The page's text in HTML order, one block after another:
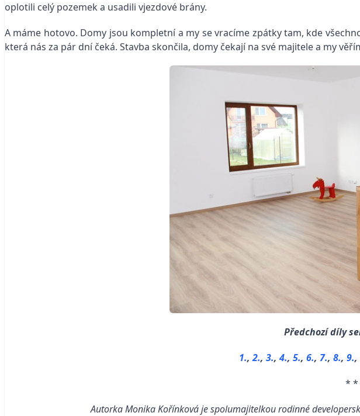
oplotili celý pozemek a usadili vjezdové brány.
A máme hotovo. Domy jsou kompletní a my se vracíme zpátky tam, kde
která nás za pár dní čeká. Stavba skončila, domy čekají na své majitele a my
Předchozí díly
1.,2., 3., 4., 5., 6., 7., 8., 9.,
* *
Autorka Monika Kořínková je spolumajitelkou rodinné